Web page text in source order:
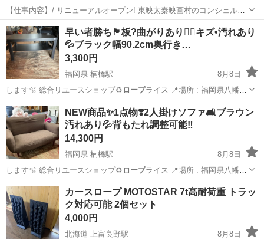
【仕事内容】/ リニューアルオープン! 東映太秦映画村のコンシェルジ
ュ! お仕事内容 リニューアルオープンする東映太秦映画村での 警備ス
タッフをお願いします! 目指せ!「おもてなし」のできる警備員! 具体的
には…? ・出入管理業務...
アルバイト・パート
早い者勝ち🏴板?曲がりあり🙇‍♀️キズ•汚れあり
💦ブラック幅90.2cm奥行き…
3,300円
福岡県 楠橋駅
8月8日
します🫧 総合リユースショップ♻️ ロープライス 📍場所 : 福岡県八幡西
区木屋…
福岡 北九州市 楠橋駅 収納家具
NEW商品✨1点物❣️2人掛けソファ🛋️ブラウン
汚れあり💦背もたれ調整可能‼️
14,300円
福岡県 楠橋駅
8月8日
します🫧 総合リユースショップ♻️ ロープライス 📍場所 : 福岡県八幡西
区木屋…
福岡 北九州市 ソファ
カースロープ MOTOSTAR 7t高耐荷重 トラッ
ク対応可能 2個セット
4,000円
北海道 上富良野駅
8月8日